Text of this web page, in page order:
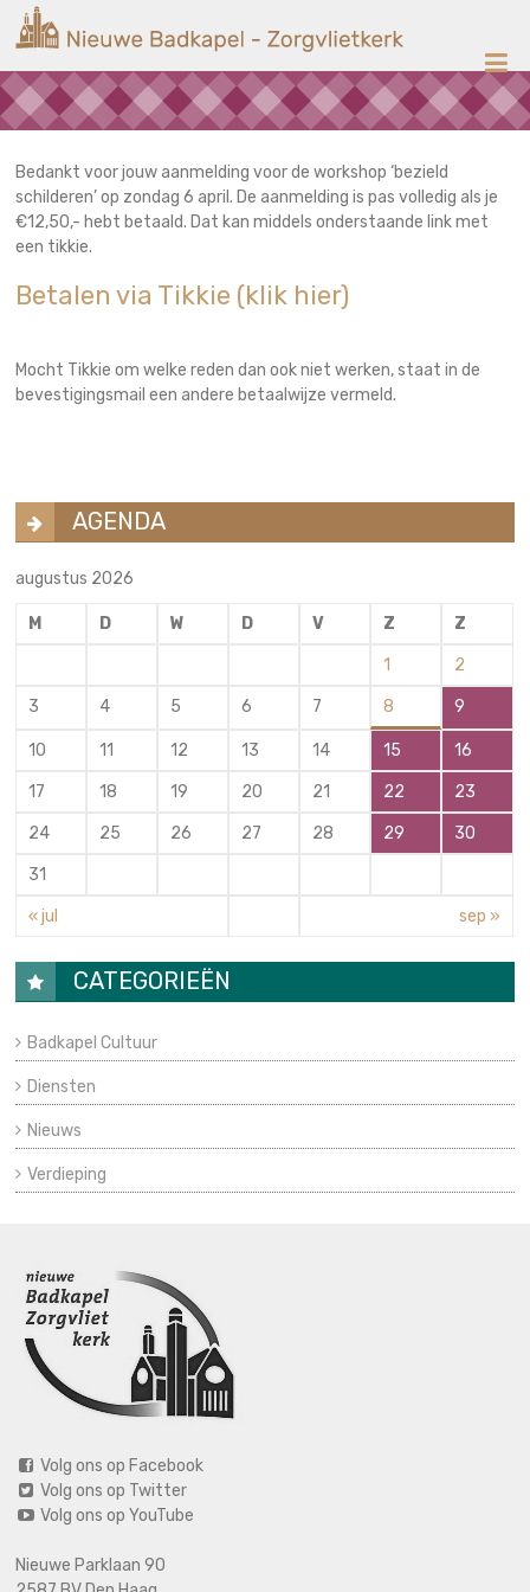
naar
inhoud
Nieuwe
Badkapel
Kerk
Scheveningen
Bedankt voor jouw aanmelding voor de workshop ‘bezield
schilderen’ op zondag 6 april. De aanmelding is pas volledig als je
€12,50,- hebt betaald. Dat kan middels onderstaande link met
een tikkie.
Betalen via Tikkie (klik hier)
Mocht Tikkie om welke reden dan ook niet werken, staat in de
bevestigingsmail een andere betaalwijze vermeld.
AGENDA
augustus 2026
M D W D V Z Z
1 2
3 4 5 6 7 8 9
10 11 12 13 14 15 16
17 18 19 20 21 22 23
24 25 26 27 28 29 30
31
« jul sep »
CATEGORIEËN
Badkapel Cultuur
Diensten
Nieuws
Verdieping
Volg ons op Facebook
Volg ons op Twitter
Volg ons op YouTube
Nieuwe Parklaan 90